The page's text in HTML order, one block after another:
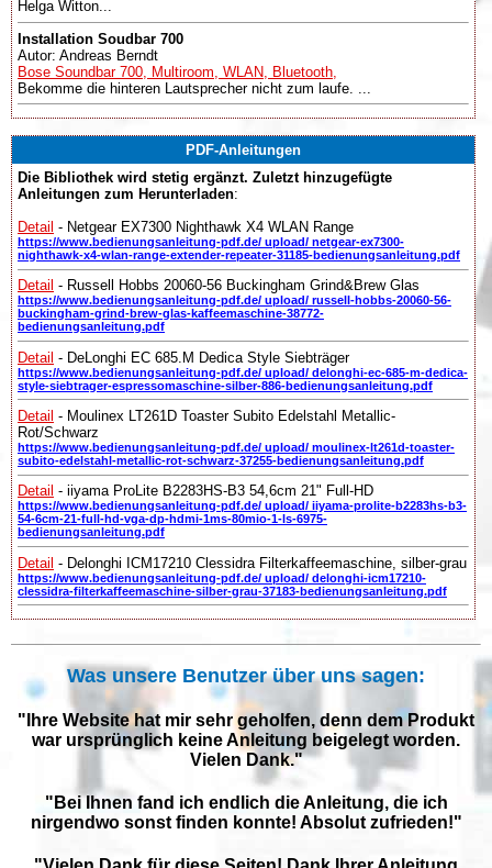
Helga Witton...
Installation Soudbar 700
Autor: Andreas Berndt
Bose Soundbar 700, Multiroom, WLAN, Bluetooth,
Bekomme die hinteren Lautsprecher nicht zum laufe. ...
PDF-Anleitungen
Die Bibliothek wird stetig ergänzt. Zuletzt hinzugefügte
Anleitungen zum Herunterladen:
Detail - Netgear EX7300 Nighthawk X4 WLAN Range
https://www.bedienungsanleitung-pdf.de/ upload/ netgear-ex7300-
nighthawk-x4-wlan-range-extender-repeater-31185-bedienungsanleitung.pdf
Detail - Russell Hobbs 20060-56 Buckingham Grind&Brew Glas
https://www.bedienungsanleitung-pdf.de/ upload/ russell-hobbs-20060-56-
buckingham-grind-brew-glas-kaffeemaschine-38772-
bedienungsanleitung.pdf
Detail - DeLonghi EC 685.M Dedica Style Siebträger
https://www.bedienungsanleitung-pdf.de/ upload/ delonghi-ec-685-m-dedica-
style-siebtrager-espressomaschine-silber-886-bedienungsanleitung.pdf
Detail - Moulinex LT261D Toaster Subito Edelstahl Metallic-
Rot/Schwarz
https://www.bedienungsanleitung-pdf.de/ upload/ moulinex-lt261d-toaster-
subito-edelstahl-metallic-rot-schwarz-37255-bedienungsanleitung.pdf
Detail - iiyama ProLite B2283HS-B3 54,6cm 21" Full-HD
https://www.bedienungsanleitung-pdf.de/ upload/ iiyama-prolite-b2283hs-b3-
54-6cm-21-full-hd-vga-dp-hdmi-1ms-80mio-1-ls-6975-
bedienungsanleitung.pdf
Detail - Delonghi ICM17210 Clessidra Filterkaffeemaschine, silber-grau
https://www.bedienungsanleitung-pdf.de/ upload/ delonghi-icm17210-
clessidra-filterkaffeemaschine-silber-grau-37183-bedienungsanleitung.pdf
Was unsere Benutzer über uns sagen:
"Ihre Website hat mir sehr geholfen, denn dem Produkt
war ursprünglich keine Anleitung beigelegt worden.
Vielen Dank."
"Bei Ihnen fand ich endlich die Anleitung, die ich
nirgendwo sonst finden konnte! Absolut zufrieden!"